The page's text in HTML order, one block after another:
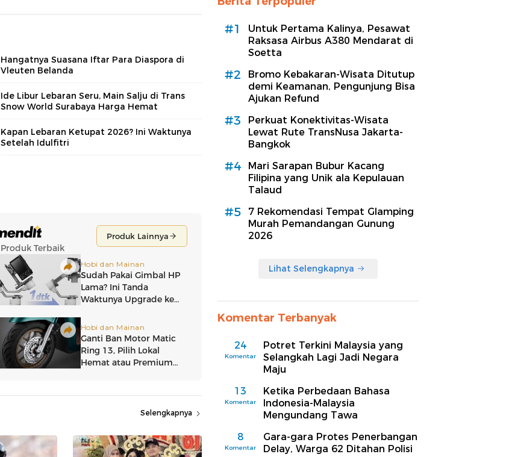
Hangatnya Suasana Iftar Para Diaspora di
Vleuten Belanda
Ide Libur Lebaran Seru, Main Salju di Trans
Snow World Surabaya Harga Hemat
Kapan Lebaran Ketupat 2026? Ini Waktunya
Setelah Idulfitri
Selengkapnya
#1
Untuk Pertama Kalinya, Pesawat
Raksasa Airbus A380 Mendarat di
Soetta
#2
Bromo Kebakaran-Wisata Ditutup
demi Keamanan, Pengunjung Bisa
Ajukan Refund
#3
Perkuat Konektivitas-Wisata
Lewat Rute TransNusa Jakarta-
Bangkok
#4
Mari Sarapan Bubur Kacang
Filipina yang Unik ala Kepulauan
Talaud
#5
7 Rekomendasi Tempat Glamping
Murah Pemandangan Gunung
2026
Lihat Selengkapnya
Komentar Terbanyak
24
Komentar
Potret Terkini Malaysia yang
Selangkah Lagi Jadi Negara
Maju
13
Komentar
Ketika Perbedaan Bahasa
Indonesia-Malaysia
Mengundang Tawa
8
Komentar
Gara-gara Protes Penerbangan
Delay, Warga 62 Ditahan Polisi